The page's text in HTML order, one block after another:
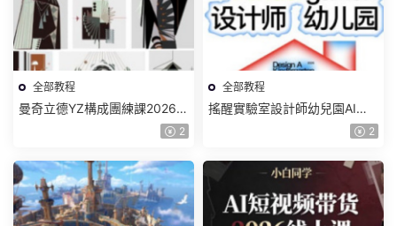
全部教程
曼奇立德YZ構成團練課2026年
8月已結課【畫質高清有課件】
2
全部教程
搖醒實驗室設計師幼兒園AI軟
件基礎課2025【畫質不錯有素
2